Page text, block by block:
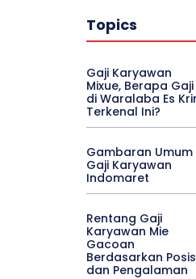
Topics
Gaji Karyawan
Mixue, Berapa Gaji
di Waralaba Es
Terkenal Ini?
Gambaran Umum
Gaji Karyawan
Indomaret
Rentang Gaji
Karyawan Mie
Gacoan
Berdasarkan
dan Pengalaman